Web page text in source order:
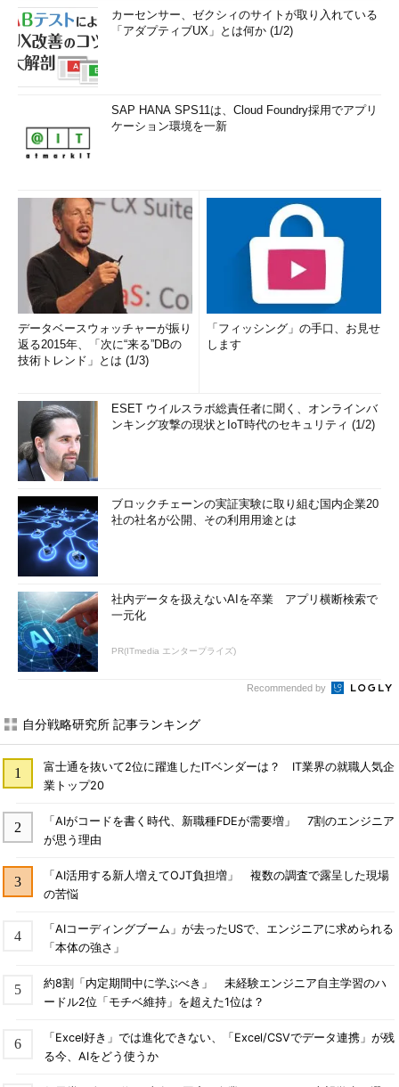
カーセンサー、ゼクシィのサイトが取り入れている
「アダプティブUX」とは何か (1/2)
SAP HANA SPS11は、Cloud Foundry採用でアプリ
ケーション環境を一新
データベースウォッチャーが振り
返る2015年、「次に“来る”DBの
技術トレンド」とは (1/3)
「フィッシング」の手口、お見せ
します
ESET ウイルスラボ総責任者に聞く、オンラインバ
ンキング攻撃の現状とIoT時代のセキュリティ (1/2)
ブロックチェーンの実証実験に取り組む国内企業20
社の社名が公開、その利用用途とは
社内データを扱えないAIを卒業 アプリ横断検索で
一元化
PR(ITmedia エンタープライズ)
Recommended by
自分戦略研究所 記事ランキング
富士通を抜いて2位に躍進したITベンダーは？ IT業界の就職人気企
業トップ20
「AIがコードを書く時代、新職種FDEが需要増」 7割のエンジニア
が思う理由
「AI活用する新人増えてOJT負担増」 複数の調査で露呈した現場
の苦悩
「AIコーディングブーム」が去ったUSで、エンジニアに求められる
「本体の強さ」
約8割「内定期間中に学ぶべき」 未経験エンジニア自主学習のハ
ードル2位「モチベ維持」を超えた1位は？
「Excel好き」では進化できない、「Excel/CSVでデータ連携」が残
る今、AIをどう使うか